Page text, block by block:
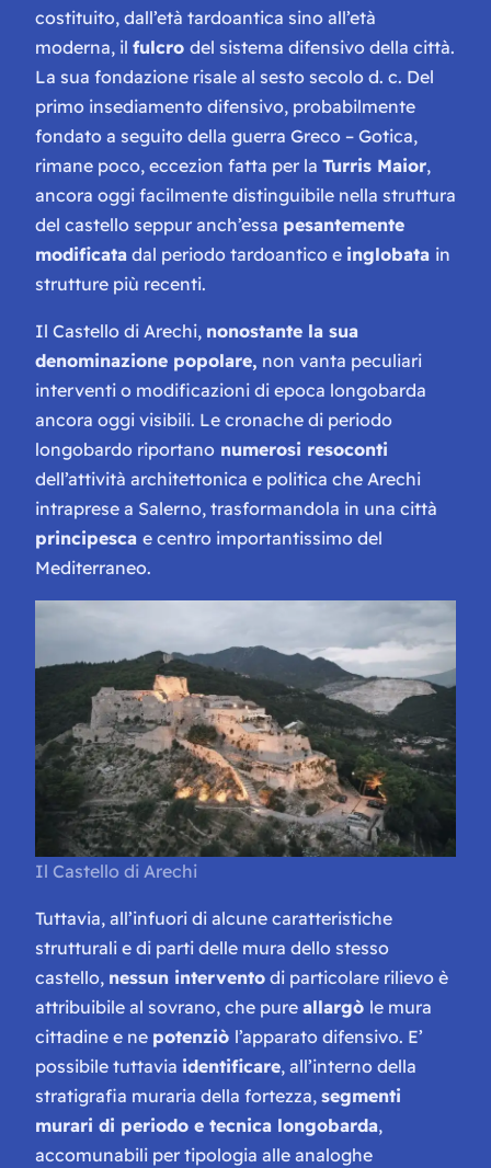
costituito, dall’età tardoantica sino all’età
moderna, il fulcro del sistema difensivo della città.
La sua fondazione risale al sesto secolo d. c. Del
primo insediamento difensivo, probabilmente
fondato a seguito della guerra Greco – Gotica,
rimane poco, eccezion fatta per la Turris Maior,
ancora oggi facilmente distinguibile nella struttura
del castello seppur anch’essa pesantemente
modificata dal periodo tardoantico e inglobata in
strutture più recenti.
Il Castello di Arechi, nonostante la sua
denominazione popolare, non vanta peculiari
interventi o modificazioni di epoca longobarda
ancora oggi visibili. Le cronache di periodo
longobardo riportano numerosi resoconti
dell’attività architettonica e politica che Arechi
intraprese a Salerno, trasformandola in una città
principesca e centro importantissimo del
Mediterraneo.
Il Castello di Arechi
Tuttavia, all’infuori di alcune caratteristiche
strutturali e di parti delle mura dello stesso
castello, nessun intervento di particolare rilievo è
attribuibile al sovrano, che pure allargò le mura
cittadine e ne potenziò l’apparato difensivo. E’
possibile tuttavia identificare, all’interno della
stratigrafia muraria della fortezza, segmenti
murari di periodo e tecnica longobarda,
accomunabili per tipologia alle analoghe